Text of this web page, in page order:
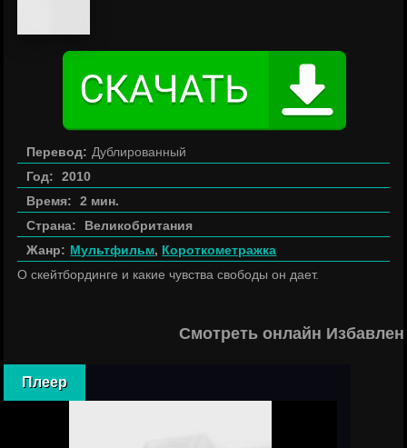
Перевод: Дублированный
Год:
2010
Время:
2 мин.
Страна:
Великобритания
Жанр: Мультфильм, Короткометражка
О скейтбординге и какие чувства свободы он дает.
Смотреть онлайн
Плеер